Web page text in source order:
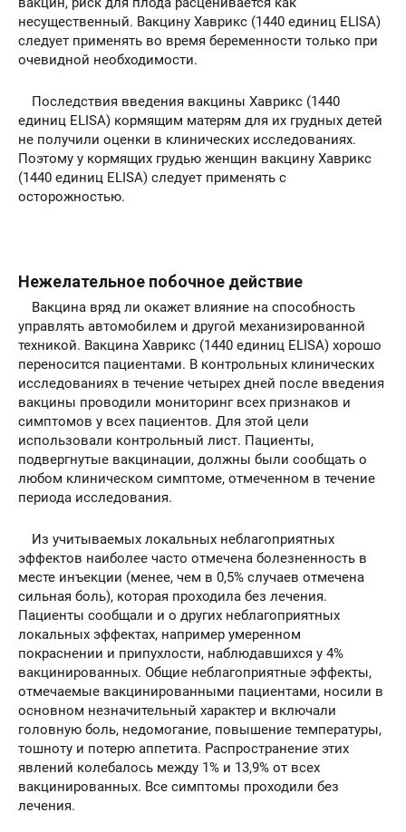
несущественный. Вакцину Хаврикс (1440 единиц ELISA)
следует применять во время беременности только при
очевидной необходимости.
Последствия введения вакцины Хаврикс (1440
единиц ELISA) кормящим матерям для их грудных детей
не получили оценки в клинических исследованиях.
Поэтому у кормящих грудью женщин вакцину Хаврикс
(1440 единиц ELISA) следует применять с
осторожностью.
Нежелательное побочное действие
Вакцина вряд ли окажет влияние на способность
управлять автомобилем и другой механизированной
техникой. Вакцина Хаврикс (1440 единиц ELISA) хорошо
переносится пациентами. В контрольных клинических
исследованиях в течение четырех дней после введения
вакцины проводили мониторинг всех признаков и
симптомов у всех пациентов. Для этой цели
использовали контрольный лист. Пациенты,
подвергнутые вакцинации, должны были сообщать о
любом клиническом симптоме, отмеченном в течение
периода исследования.
Из учитываемых локальных неблагоприятных
эффектов наиболее часто отмечена болезненность в
месте инъекции (менее, чем в 0,5% случаев отмечена
сильная боль), которая проходила без лечения.
Пациенты сообщали и о других неблагоприятных
локальных эффектах, например умеренном
покраснении и припухлости, наблюдавшихся у 4%
вакцинированных. Общие неблагоприятные эффекты,
отмечаемые вакцинированными пациентами, носили в
основном незначительный характер и включали
головную боль, недомогание, повышение температуры,
тошноту и потерю аппетита. Распространение этих
явлений колебалось между 1% и 13,9% от всех
вакцинированных. Все симптомы проходили без
лечения.